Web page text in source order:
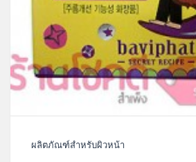
ผลิตภัณฑ์สำหรับผิวหน้า